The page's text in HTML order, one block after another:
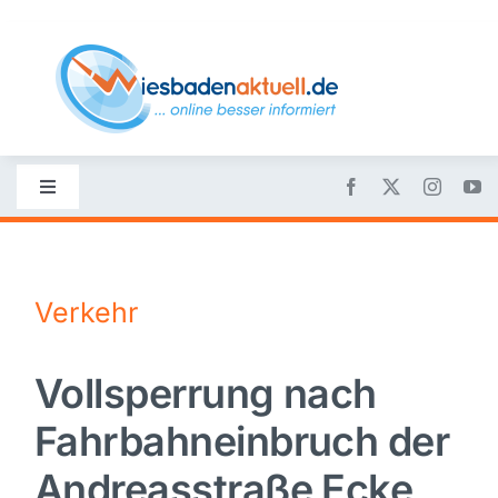
content
Toggle
Navigation
Nachrichten
Politik
Wirtschaft
Verkehr
Vollsperrung nach
Fahrbahneinbruch der